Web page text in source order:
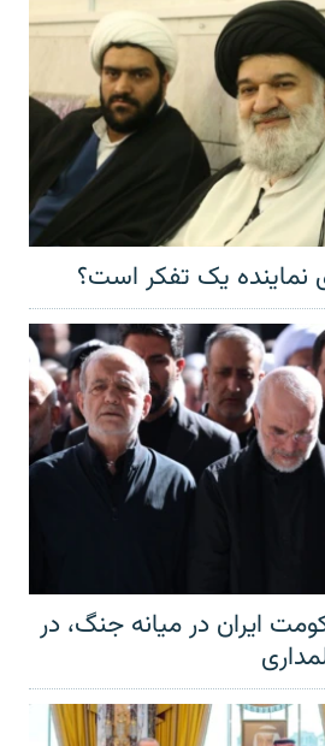
نماینده یک تفکر است؟
ایران در میانه جنگ، در